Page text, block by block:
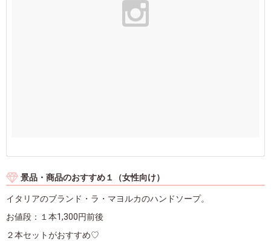
景品・商品のおすすめ１（女性向け）
イタリアのブランド・ラ・マヨルカのハンドソープ。
お値段：１本1,300円前後
２本セットがおすすめ♡